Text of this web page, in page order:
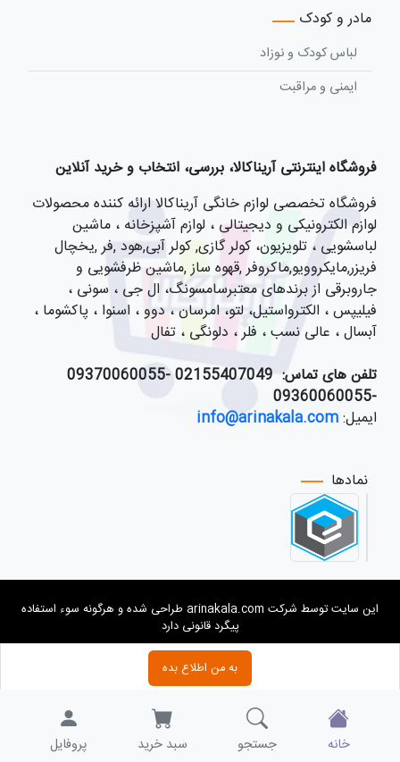
به من اطلاع بده
فروشگاه اینترنتی آریناکالا، بررسی، انتخاب و خرید آنلاین
فروشگاه تخصصی لوازم خانگی آریناکالا ارائه کننده محصولات
لوازم الکترونیکی و دیجیتالی ، لوازم آشپزخانه ، ماشین
لباسشویی ، تلویزیون، کولر گازی, کولر آبی,هود ,فر ,یخچال
فریزر,مایکروویو,ماکروفر ,قهوه ساز ,ماشین ظرفشویی و
جاروبرقی از برندهای معتبرسامسونگ، ال جی ، سونی ،
فیلیپس ، الکترواستیل، لتو، امرسان ، دوو ، اسنوا ، پاکشوما ،
آبسال ، عالی نسب ، فلر ، دلونگی ، تفال
تلفن های تماس:
021
55407049 -09370060055
-09360060055
ایمیل:info@arinakala.com
نمادها
مادر و کودک
لباس کودک و نوزاد
ایمنی و مراقبت
این سایت توسط شرکت arinakala.com طراحی شده و هرگونه سوء استفاده
پیگرد قانونی دارد
خانه جستجو سبد خرید پروفایل